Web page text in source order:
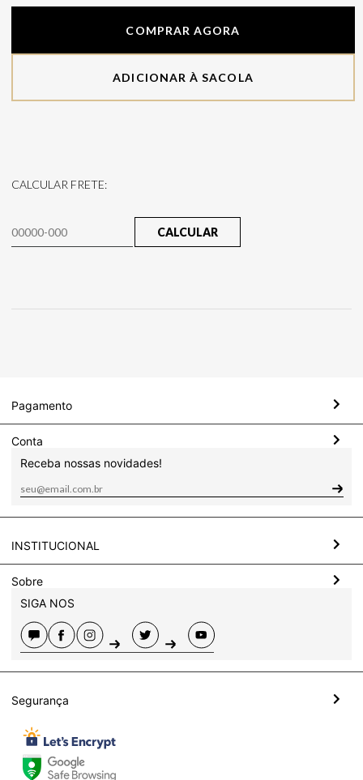
COMPRAR AGORA
ADICIONAR À SACOLA
CALCULAR FRETE:
CALCULAR
Pagamento
Conta
Receba nossas novidades!
INSTITUCIONAL
Sobre
SIGA NOS
Segurança